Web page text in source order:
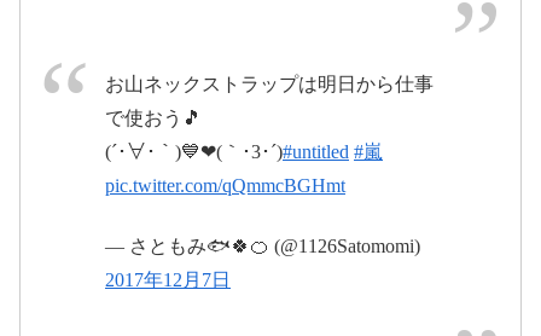
2017年12
月8日
お山ネックストラップは明日から仕事
で使おう🎵
(´･∀･｀)💙❤(｀･3･´)#untitled #嵐
pic.twitter.com/qQmmcBGHmt
— さともみ🐟🍀🍊 (@1126Satomomi)
2017年12月7日